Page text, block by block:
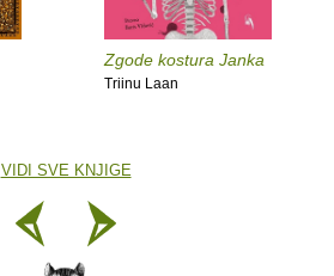
Zgode kostura Janka
Triinu Laan
VIDI SVE KNJIGE